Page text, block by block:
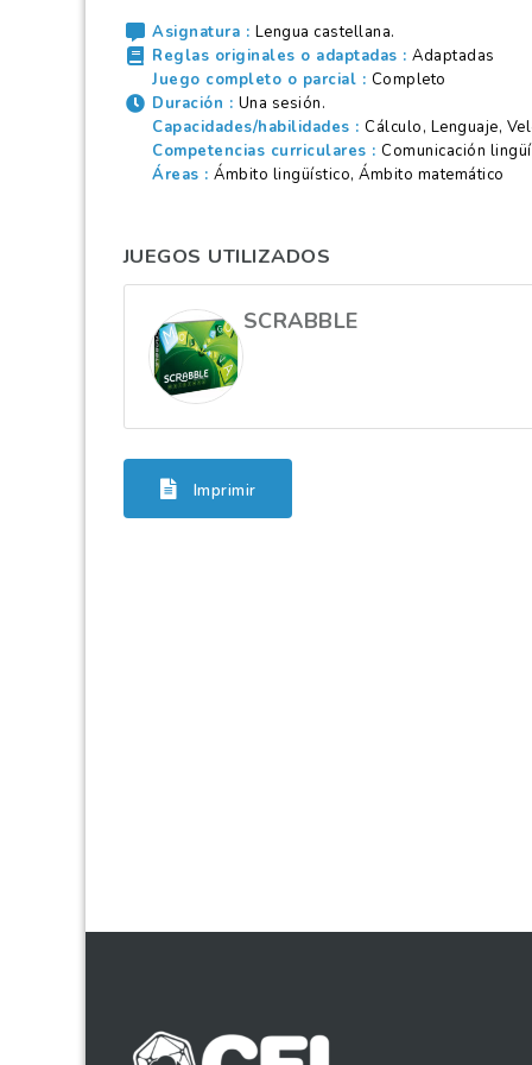
Asignatura
Lengua castellana.
Reglas originales o adaptadas
Adaptadas
Juego completo o parcial
Completo
Duración
Una sesión.
Capacidades/habilidades
Cálculo, Lenguaje,
Competencias curriculares
Comunicación
Áreas
Ámbito lingüístico, Ámbito matemático
JUEGOS UTILIZADOS
SCRABBLE
Imprimir